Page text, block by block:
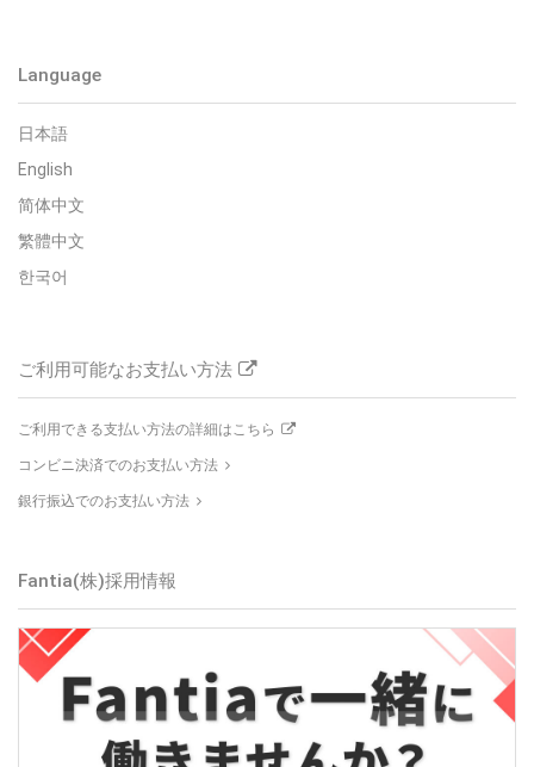
Language
日本語
English
简体中文
繁體中文
한국어
ご利用可能なお支払い方法
ご利用できる支払い方法の詳細はこちら
コンビニ決済でのお支払い方法
銀行振込でのお支払い方法
Fantia(株)採用情報